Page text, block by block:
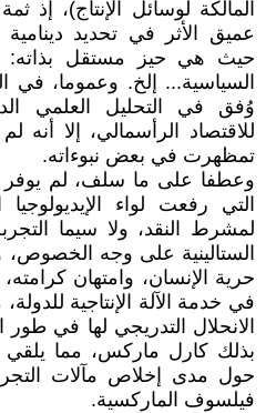
المالكة لوسائل الإنتاج)، إذ
عميق الأثر في تحديد
حيث هي حيز مستقل بذاته:
السياسية... إلخ. وعموما،
وُفق في التحليل العلمي
للاقتصاد الرأسمالي، إلا أنه
تمظهرت في بعض نبوءاته.
وعطفا على ما سلف، لم يوفر
التي رفعت لواء
لمشرط النقد، ولا سيما
الستالينية على وجه الخصوص،
حرية الإنسان، وامتهان
في خدمة الآلة الإنتاجية
الانحلال التدريجي لها في طور
بذلك كارل ماركس، مما
حول مدى إخلاص مآلات
فيلسوف الماركسية.